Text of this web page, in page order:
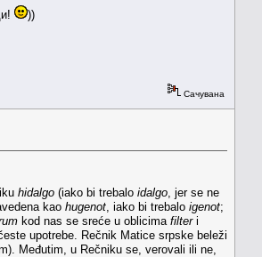
))
Сачувана
hidalgo (iako bi trebalo idalgo , jer se ne
kao hugenot , iako bi trebalo igenot;
kod nas se sreće u oblicima filteri
upotrebe. Rečnik Matice srpske beleži
Međutim, u Rečniku se, verovali ili ne,